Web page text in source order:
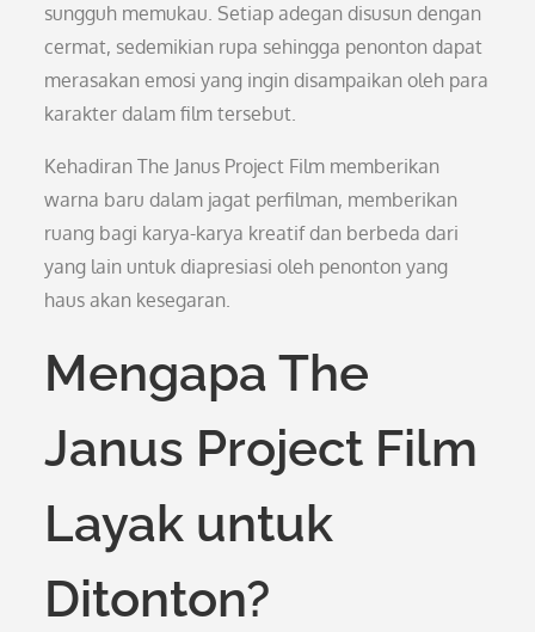
sungguh memukau. Setiap adegan disusun dengan
cermat, sedemikian rupa sehingga penonton dapat
merasakan emosi yang ingin disampaikan oleh para
karakter dalam film tersebut.
Kehadiran The Janus Project Film memberikan
warna baru dalam jagat perfilman, memberikan
ruang bagi karya-karya kreatif dan berbeda dari
yang lain untuk diapresiasi oleh penonton yang
haus akan kesegaran.
Mengapa The
Janus Project Film
Layak untuk
Ditonton?